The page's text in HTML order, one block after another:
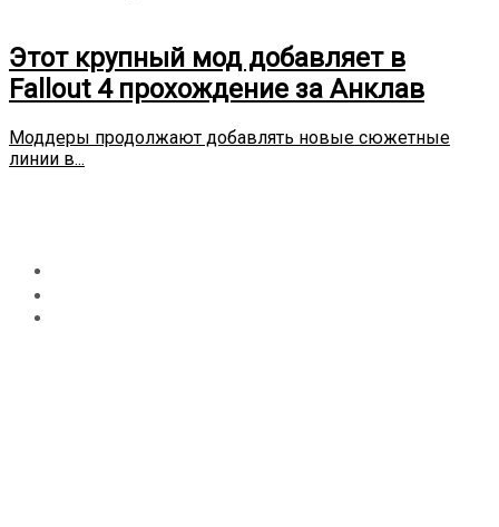
Этот крупный мод добавляет в
Fallout 4 прохождение за Анклав
Моддеры продолжают добавлять новые сюжетные
линии в...